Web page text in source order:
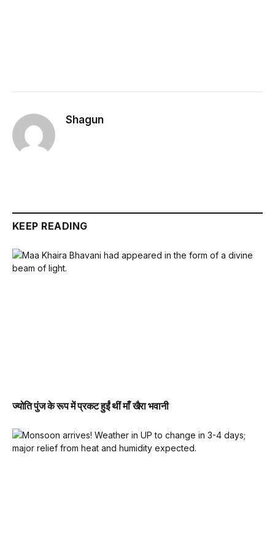
Shagun
KEEP READING
ज्योति पुंज के रूप में प्रकट हुईं थीं माँ खैरा भवानी